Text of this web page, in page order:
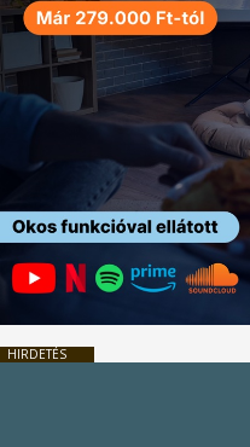
HIRDETÉS